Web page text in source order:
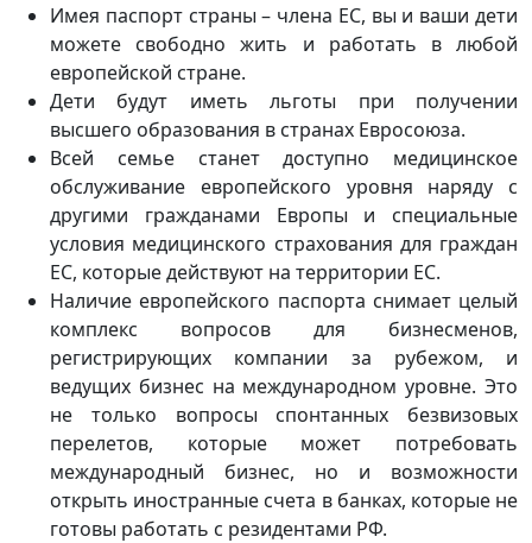
Имея паспорт страны – члена ЕС, вы и ваши дети
можете свободно жить и работать в любой
европейской стране.
Дети будут иметь льготы при получении
высшего образования в странах Евросоюза.
Всей семье станет доступно медицинское
обслуживание европейского уровня наряду с
другими гражданами Европы и специальные
условия медицинского страхования для граждан
ЕС, которые действуют на территории ЕС.
Наличие европейского паспорта снимает целый
комплекс вопросов для бизнесменов,
регистрирующих компании за рубежом, и
ведущих бизнес на международном уровне. Это
не только вопросы спонтанных безвизовых
перелетов, которые может потребовать
международный бизнес, но и возможности
открыть иностранные счета в банках, которые не
готовы работать с резидентами РФ.